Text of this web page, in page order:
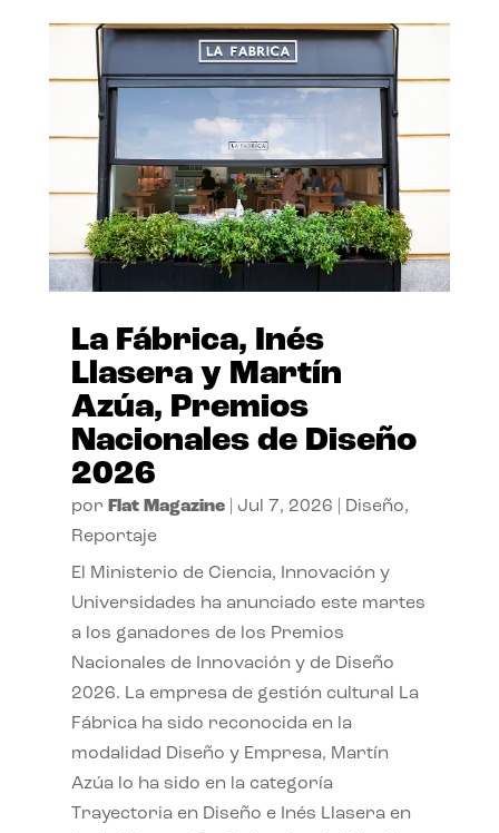
La Fábrica, Inés
Llasera y Martín
Azúa, Premios
Nacionales de Diseño
2026
por Flat Magazine| Jul 7, 2026 Diseño,
Reportaje
El Ministerio de Ciencia, Innovación y
Universidades ha anunciado este martes
a los ganadores de los Premios
Nacionales de Innovación y de Diseño
2026. La empresa de gestión cultural La
Fábrica ha sido reconocida en la
modalidad Diseño y Empresa, Martín
Azúa lo ha sido en la categoría
Trayectoria en Diseño e Inés Llasera en